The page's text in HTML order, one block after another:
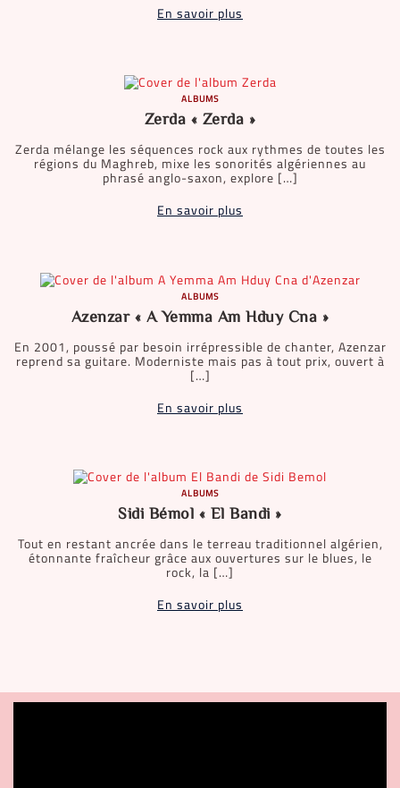
En savoir plus
ALBUMS
Zerda « Zerda »
Zerda mélange les séquences rock aux rythmes de toutes les
régions du Maghreb, mixe les sonorités algériennes au
phrasé anglo-saxon, explore […]
En savoir plus
ALBUMS
Azenzar « A Yemma Am Hduy Cna »
En 2001, poussé par besoin irrépressible de chanter, Azenzar
reprend sa guitare. Moderniste mais pas à tout prix, ouvert à
[…]
En savoir plus
ALBUMS
Sidi Bémol « El Bandi »
Tout en restant ancrée dans le terreau traditionnel algérien,
étonnante fraîcheur grâce aux ouvertures sur le blues, le
rock, la […]
En savoir plus